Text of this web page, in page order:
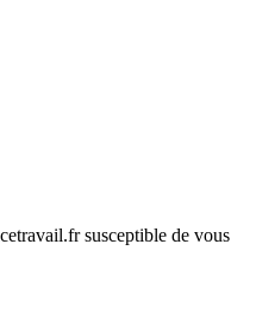
susceptible de vous